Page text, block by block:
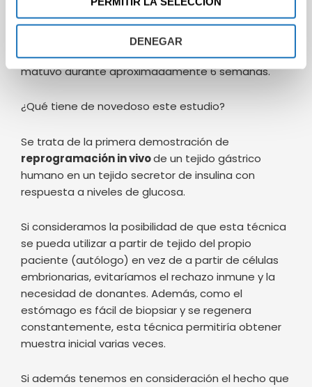
DENEGAR
al trasplantarse en un modelo experimental de
ratones con diabetes tipo 1. Los terapia
experimental logró una mejora rápida de los niveles
de glucosa en sangre y la normoglucemia se
matuvo durante aproximadamente 6 semanas.
¿Qué tiene de novedoso este estudio?
Se trata de la primera demostración de
reprogramación in vivode un tejido gástrico
humano en un tejido secretor de insulina con
respuesta a niveles de glucosa.
Si consideramos la posibilidad de que esta técnica
se pueda utilizar a partir de tejido del propio
paciente (autólogo) en vez de a partir de células
embrionarias, evitaríamos el rechazo inmune y la
necesidad de donantes. Además, como el
estómago es fácil de biopsiar y se regenera
constantemente, esta técnica permitiría obtener
muestra inicial varias veces.
Si además tenemos en consideración el hecho que